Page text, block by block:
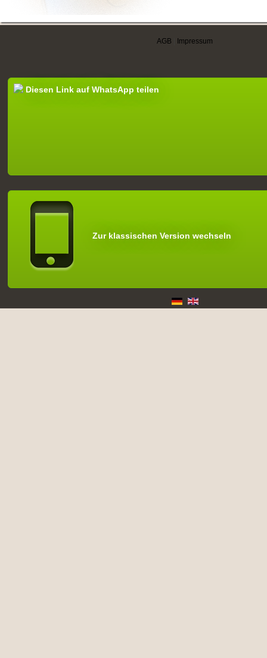
AGB Impressum
Diesen Link auf WhatsApp teilen
Zur klassischen Version wechseln